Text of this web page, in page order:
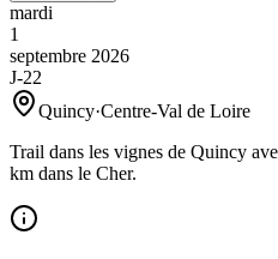
mardi
1
septembre 2026
J-22
Quincy·Centre-Val de Loire
Trail dans les vignes de Quincy
km dans le Cher.